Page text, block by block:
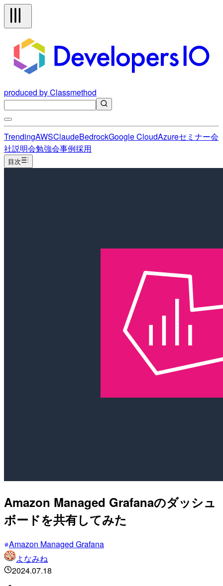
produced by Classmethod
TrendingAWSClaudeBedrockGoogle CloudAzureセミナー会
社説明会勉強会事例採用
目次
Amazon Managed Grafanaのダッシュ
ボードを共有してみた
Amazon Managed Grafana
よなみね
2024.07.18